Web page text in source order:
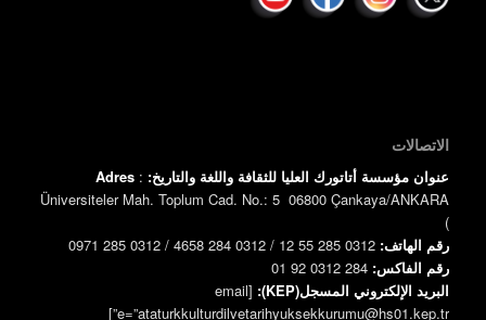
الاتصالات
عنوان مؤسسة أتاتورك العليا للثقافة واللغة والتاريخ:
Adres :
Üniversiteler Mah. Toplum Cad. No.: 5 06800 Çankaya/ANKARA
)
رقم الهاتف:
رقم الفاكس:
البريد الإلكتروني المسجل(KEP):
[email
e=”ataturkkulturdilvetarihyuksekkurumu@hs01.kep.tr”]